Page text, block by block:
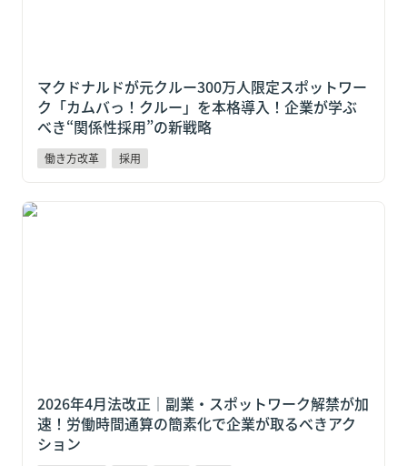
マクドナルドが元クルー300万人限定スポットワー
ク「カムバっ！クルー」を本格導入！企業が学ぶ
べき“関係性採用”の新戦略
働き方改革 採用
2026年4月法改正｜副業・スポットワーク解禁が加速！
2026年4月法改正｜副業・スポットワーク解禁が加
速！労働時間通算の簡素化で企業が取るべきアク
ション